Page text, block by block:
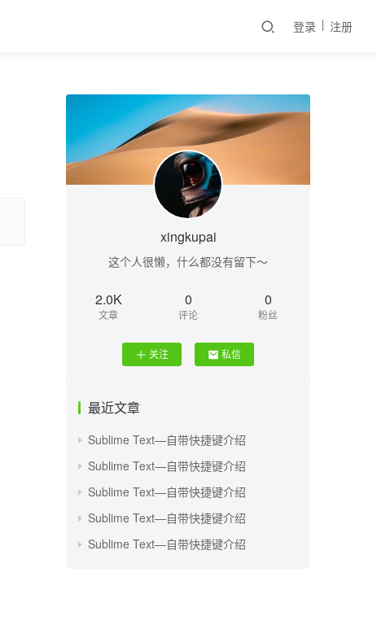
登录 注册
xingkupai
这个人很懒，什么都没有留下～
2.0K
文章
0
评论
0
粉丝
关注 私信
最近文章
Sublime Text—自带快捷键介绍
Sublime Text—自带快捷键介绍
Sublime Text—自带快捷键介绍
Sublime Text—自带快捷键介绍
Sublime Text—自带快捷键介绍